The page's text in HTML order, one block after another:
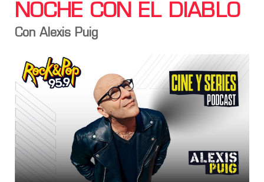
NOCHE CON EL DIABLO
Con Alexis Puig